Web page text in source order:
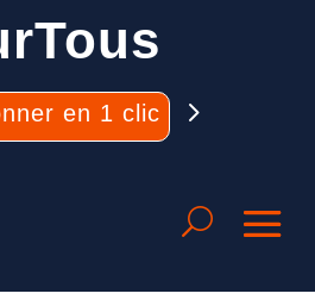
en 1 clic